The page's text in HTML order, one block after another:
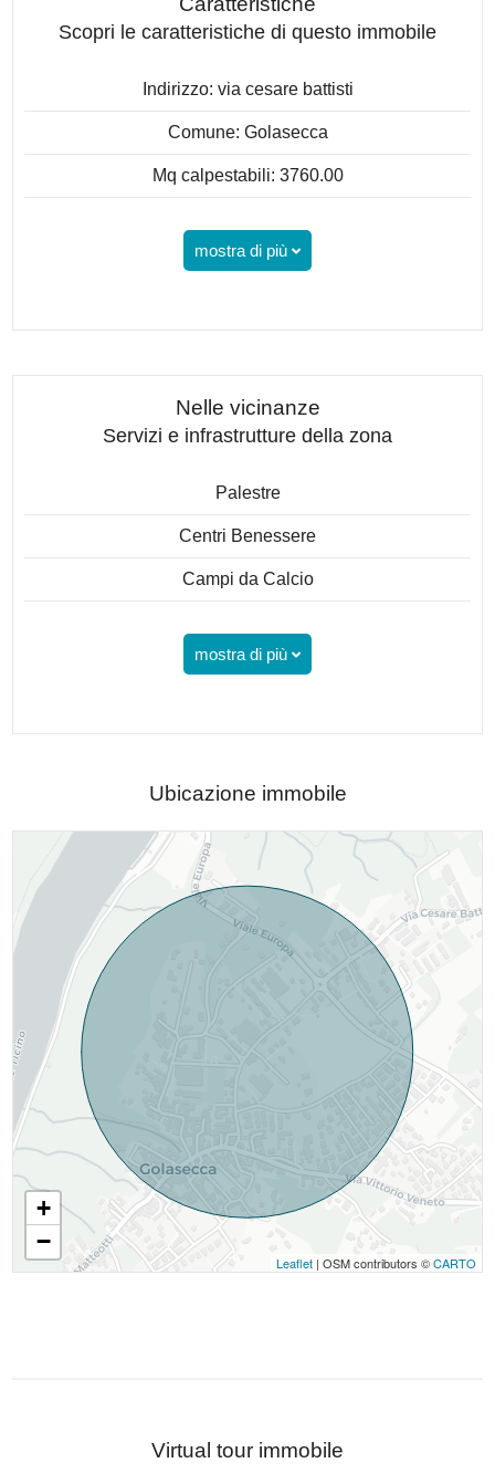
Scopri le caratteristiche di questo immobile
Indirizzo: via cesare battisti
Comune: Golasecca
Mq calpestabili: 3760.00
mostra di più
Nelle vicinanze
Servizi e infrastrutture della zona
Palestre
Centri Benessere
Campi da Calcio
mostra di più
Ubicazione immobile
+
−
Leaflet| OSM contributors ©CARTO
Virtual tour immobile